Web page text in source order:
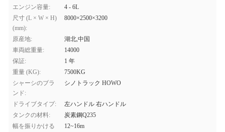
エンジン容量:
4 - 6L
尺寸 (L × W × H)
(mm):
8000×2500×3200
原産地:
湖北,中国
車両総重量:
14000
保証:
1 年
重量 (KG):
7500KG
シャーシのブラ
ンド:
シノトラック HOWO
ドライブタイプ:
左ハンドル 右ハンドル
タンクの材料:
炭素鋼Q235
幅を振りかける
12~16m